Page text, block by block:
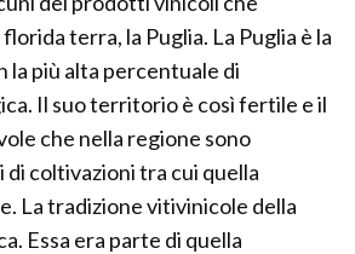
terra, la Puglia. La Puglia è la
la più alta percentuale di
Il suo territorio è così fertile e il
che nella regione sono
coltivazioni tra cui quella
La tradizione vitivinicole della
Essa era parte di quella